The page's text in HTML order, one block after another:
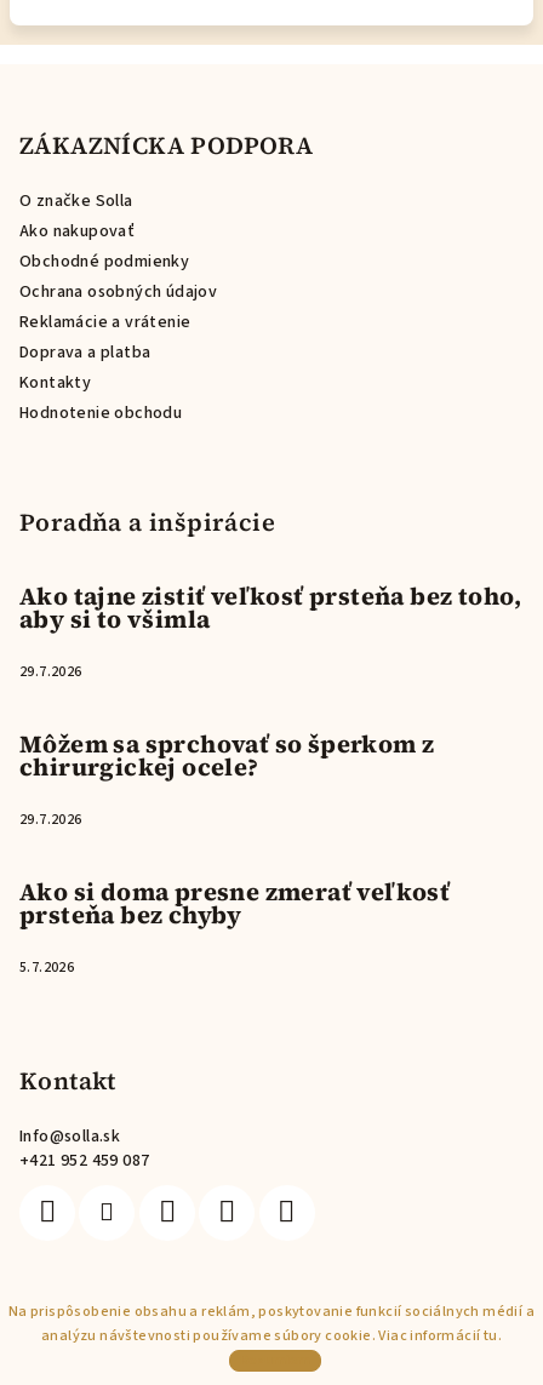
Na prispôsobenie obsahu a reklám, poskytovanie funkcií sociálnych médií a
analýzu návštevnosti používame súbory cookie. Viac informáciítu.
ZÁKAZNÍCKA PODPORA
O značke Solla
Ako nakupovať
Obchodné podmienky
Ochrana osobných údajov
Reklamácie a vrátenie
Doprava a platba
Kontakty
Hodnotenie obchodu
Poradňa a inšpirácie
Ako tajne zistiť veľkosť prsteňa bez toho,
aby si to všimla
29.7.2026
Môžem sa sprchovať so šperkom z
chirurgickej ocele?
29.7.2026
Ako si doma presne zmerať veľkosť
prsteňa bez chyby
5.7.2026
Kontakt
Info@solla.sk
+421 952 459 087
Copyright 2026Solla. Všetky práva vyhradené.
Vytvoril Shoptet